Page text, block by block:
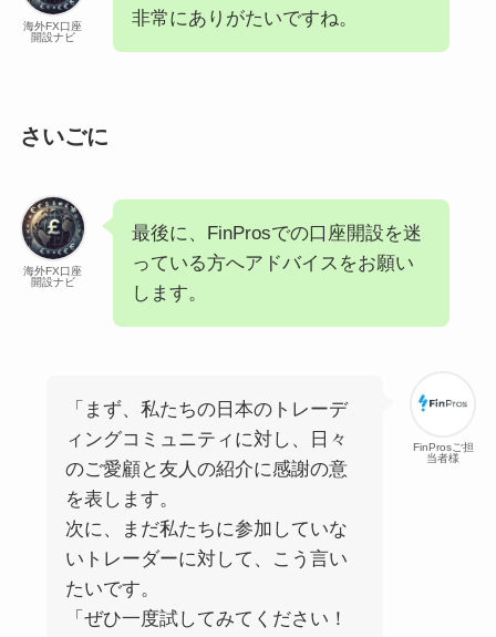
海外FX口座
開設ナビ
非常にありがたいですね。
さいごに
海外FX口座
開設ナビ
最後に、FinProsでの口座開設を迷
っている方へアドバイスをお願い
します。
FinProsご担
当者様
「まず、私たちの日本のトレーデ
ィングコミュニティに対し、日々
のご愛顧と友人の紹介に感謝の意
を表します。
次に、まだ私たちに参加していな
いトレーダーに対して、こう言い
たいです。
「ぜひ一度試してみてください！